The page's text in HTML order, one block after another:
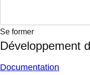
Se former
Développement
Documentation